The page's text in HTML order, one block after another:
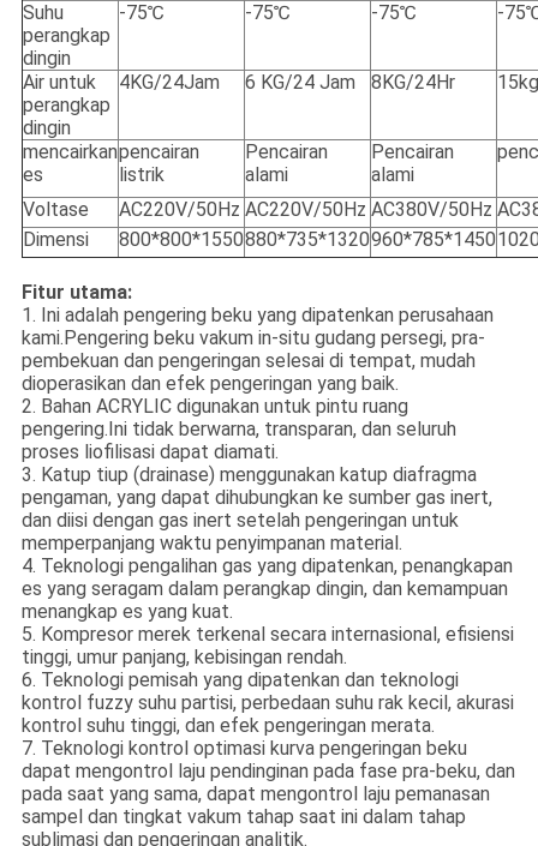
Suhu
perangkap
dingin
-75℃ -75℃ -75℃ -
Air untuk
perangkap
dingin
4KG/24Jam 6 KG/24 Jam 8KG/24Hr
mencairkan
es
pencairan
listrik
Pencairan
alami
Pencairan
alami
Voltase AC220V/50Hz AC220V/50Hz AC380V/50Hz
Dimensi
800*800*1550880*735*1320960*785*1450
Fitur utama:
1. Ini adalah pengering beku yang dipatenkan perusahaan
kami.Pengering beku vakum in-situ gudang persegi, pra-
pembekuan dan pengeringan selesai di tempat, mudah
dioperasikan dan efek pengeringan yang baik.
2. Bahan ACRYLIC digunakan untuk pintu ruang
pengering.Ini tidak berwarna, transparan, dan seluruh
proses liofilisasi dapat diamati.
3. Katup tiup (drainase) menggunakan katup diafragma
pengaman, yang dapat dihubungkan ke sumber gas inert,
dan diisi dengan gas inert setelah pengeringan untuk
memperpanjang waktu penyimpanan material.
4. Teknologi pengalihan gas yang dipatenkan, penangkapan
es yang seragam dalam perangkap dingin, dan kemampuan
menangkap es yang kuat.
5. Kompresor merek terkenal secara internasional, efisiensi
tinggi, umur panjang, kebisingan rendah.
6. Teknologi pemisah yang dipatenkan dan teknologi
kontrol fuzzy suhu partisi, perbedaan suhu rak kecil, akurasi
kontrol suhu tinggi, dan efek pengeringan merata.
7. Teknologi kontrol optimasi kurva pengeringan beku
dapat mengontrol laju pendinginan pada fase pra-beku, dan
pada saat yang sama, dapat mengontrol laju pemanasan
sampel dan tingkat vakum tahap saat ini dalam tahap
sublimasi dan pengeringan analitik.